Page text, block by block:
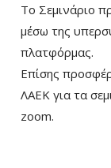
Το Σεμινάριο
μέσω της
πλατφόρμας.
Επίσης
ΛΑΕΚ για τα
zoom.